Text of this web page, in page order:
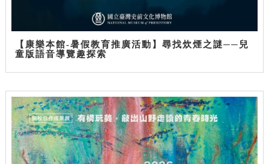
【康樂本館-暑假教育推廣活動】尋找炊煙之謎──兒
童版語音導覽趣探索